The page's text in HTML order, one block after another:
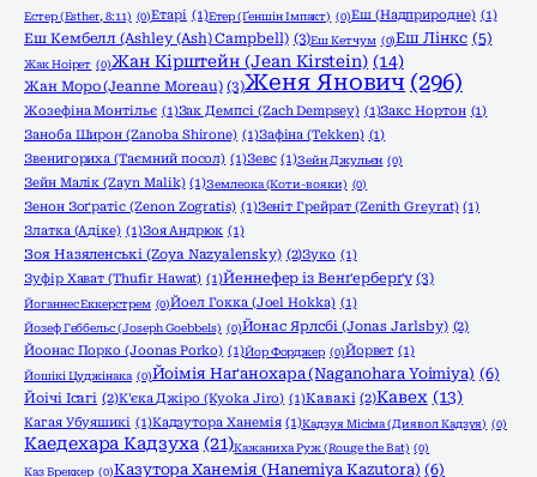
Естер (Esther, 8:11) (0)Етарі (1)Етер (Ґеншін Імпакт) (0)Еш (Надприродне) (1)
Еш Кембелл (Ashley (Ash) Campbell) (3)Еш Кетчум (0)Еш Лінкс (5)
Жак Ноірет (0)Жан Кірштейн (Jean Kirstein) (14)
Жан Моро (Jeanne Moreau) (3)Женя Янович (296)
Жозефіна Монтільє (1)Зак Демпсі (Zach Dempsey) (1)Закс Нортон (1)
Заноба Широн (Zanoba Shirone) (1)Зафіна (Tekken) (1)
Звенигориха (Таємний посол) (1)Зевс (1)Зейн Джульєн (0)
Зейн Малік (Zayn Malik) (1)Землеока (Коти-вояки) (0)
Зенон Зоґратіс (Zenon Zogratis) (1)Зеніт Грейрат (Zenith Greyrat) (1)
Златка (Адіке) (1)Зоя Андрюк (1)
Зоя Назяленські (Zoya Nazyalensky) (2)Зуко (1)
Зуфір Хават (Thufir Hawat) (1)Йеннефер із Венґерберґу (3)
Йоганнес Еккерстрем (0)Йоел Гокка (Joel Hokka) (1)
Йозеф Геббельс (Joseph Goebbels) (0)Йонас Ярлсбі (Jonas Jarlsby) (2)
Йоонас Порко (Joonas Porko) (1)Йор Форджер (0)Йорвет (1)
Йошікі Цуджінака (0)Йоімія Наґанохара (Naganohara Yoimiya) (6)
Йоічі Ісагі (2)К'єка Джіро (Kyoka Jiro) (1)Кавакі (2)Кавех (13)
Кагая Убуяшикі (1)Кадзутора Ханемія (1)Кадзуя Місіма (Диявол Кадзуя) (0)
Каедехара Кадзуха (21)Кажаниха Руж (Rouge the Bat) (0)
Каз Бреккер (0)Казутора Ханемія (Hanemiya Kazutora) (6)